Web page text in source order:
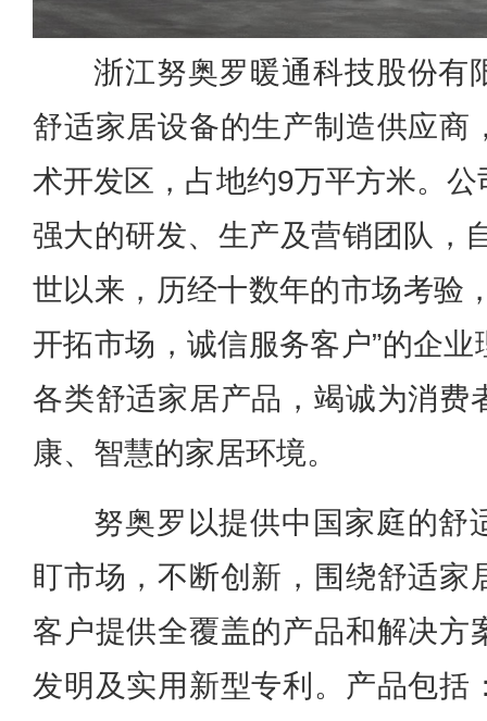
浙江努奥罗暖通科技股份有
舒适家居设备的生产制造供应商
术开发区，占地约9万平方米。
强大的研发、生产及营销团队，
世以来，历经十数年的市场考验
开拓市场，诚信服务客户”的企
各类舒适家居产品，竭诚为消费
康、智慧的家居环境。
努奥罗以提供中国家庭的舒
盯市场，不断创新，围绕舒适家
客户提供全覆盖的产品和解决方
发明及实用新型专利。产品包括